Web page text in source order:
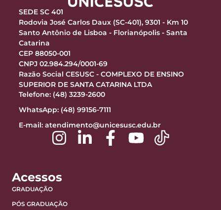
SEDE SC 401
Rodovia José Carlos Daux (SC-401), 9301 - Km 10
Santo Antônio de Lisboa - Florianópolis - Santa
Catarina
CEP 88050-001
CNPJ 02.984.294/0001-69
Razão Social CESUSC - COMPLEXO DE ENSINO
SUPERIOR DE SANTA CATARINA LTDA
Telefone: (48) 3239-2600
WhatsApp: (48) 99156-7111
E-mail: atendimento@unicesusc.edu.br
Acessos
GRADUAÇÃO
PÓS GRADUAÇÃO